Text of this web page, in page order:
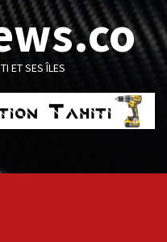
ET SES ÎLES